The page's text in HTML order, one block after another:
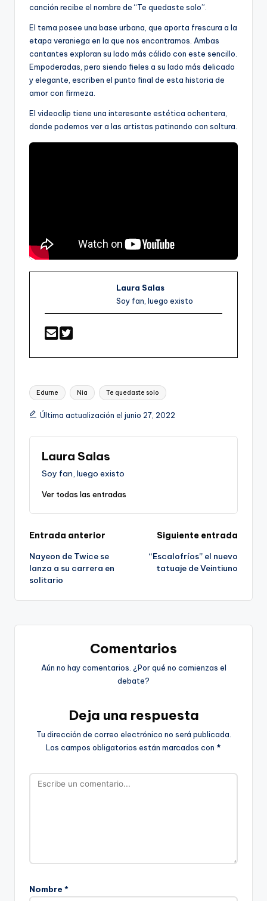
canción recibe el nombre de “Te quedaste solo”.
El tema posee una base urbana, que aporta frescura a la
etapa veraniega en la que nos encontramos. Ambas
cantantes exploran su lado más cálido con este sencillo.
Empoderadas, pero siendo fieles a su lado más delicado
y elegante, escriben el punto final de esta historia de
amor con firmeza.
El videoclip tiene una interesante estética ochentera,
donde podemos ver a las artistas patinando con soltura.
Laura Salas
Soy fan, luego existo
Etiquetas:
Edurne Nia Te quedaste solo
Última actualización el junio 27, 2022
Laura Salas
Soy fan, luego existo
Ver todas las entradas
Navegación
de
entradas
Entrada anterior
Nayeon de Twice se
lanza a su carrera en
solitario
Siguiente entrada
“Escalofríos” el nuevo
tatuaje de Veintiuno
Comentarios
Aún no hay comentarios. ¿Por qué no comienzas el
debate?
Deja una respuesta
Tu dirección de correo electrónico no será publicada.
Los campos obligatorios están marcados con *
Nombre *